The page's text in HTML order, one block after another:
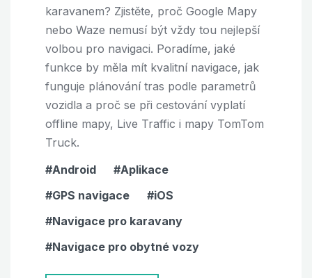
karavanem? Zjistěte, proč Google Mapy
nebo Waze nemusí být vždy tou nejlepší
volbou pro navigaci. Poradíme, jaké
funkce by měla mít kvalitní navigace, jak
funguje plánování tras podle parametrů
vozidla a proč se při cestování vyplatí
offline mapy, Live Traffic i mapy TomTom
Truck.
Android
Aplikace
GPS navigace
iOS
Navigace pro karavany
Navigace pro obytné vozy